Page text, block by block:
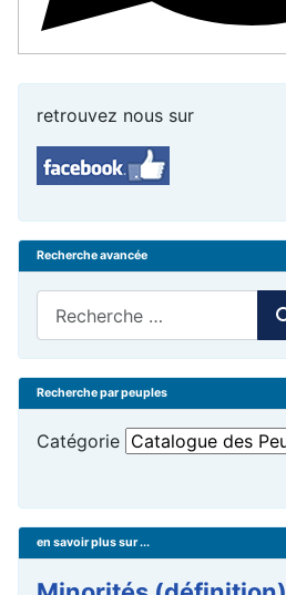
retrouvez nous sur
Recherche avancée
Recherche par peuples
Catégorie
en savoir plus sur ...